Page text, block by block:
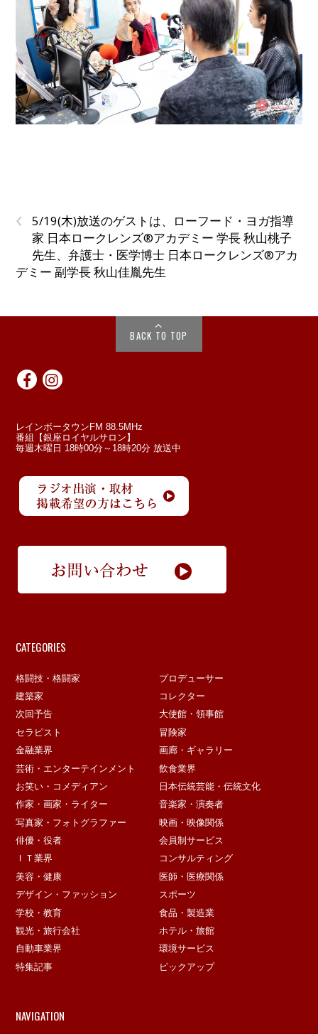
‹
5/19(木)放送のゲストは、ローフード・ヨガ指導
家 日本ロークレンズ®︎アカデミー 学長 秋山桃子
先生、弁護士・医学博士 日本ロークレンズ®アカ
デミー 副学長 秋山佳胤先生
BACK TO TOP
レインボータウンFM 88.5MHz
番組【銀座ロイヤルサロン】
毎週木曜日 18時00分～18時20分 放送中
CATEGORIES
格闘技・格闘家
プロデューサー
建築家
コレクター
次回予告
大使館・領事館
セラピスト
冒険家
金融業界
画廊・ギャラリー
芸術・エンターテインメント
飲食業界
お笑い・コメディアン
日本伝統芸能・伝統文化
作家・画家・ライター
音楽家・演奏者
写真家・フォトグラファー
映画・映像関係
俳優・役者
会員制サービス
ＩＴ業界
コンサルティング
美容・健康
医師・医療関係
デザイン・ファッション
スポーツ
学校・教育
食品・製造業
観光・旅行会社
ホテル・旅館
自動車業界
環境サービス
特集記事
ピックアップ
NAVIGATION